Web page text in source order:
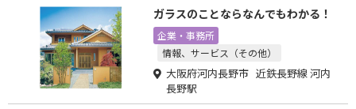
ガラスのことならなんでもわかる！
企業・事務所
情報、サービス（その他）
大阪府河内長野市 近鉄長野線 河内
長野駅